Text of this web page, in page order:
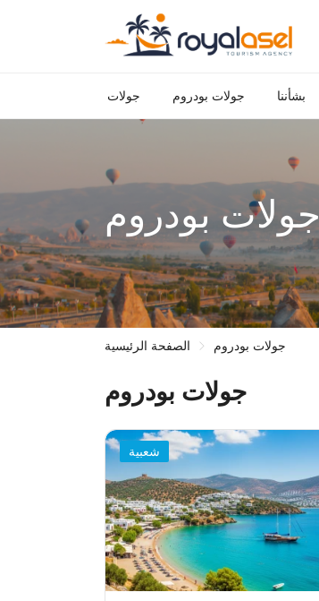
جولات جولات بودروم بشأننا
جولات بودروم
الصفحة الرئيسية جولات بودروم
جولات بودروم
شعبية